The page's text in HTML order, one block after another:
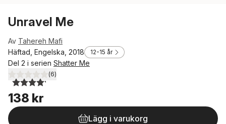
Unravel Me
Av Tahereh Mafi
Häftad, Engelska, 2018
12-15 år
Del 2 i serien Shatter Me
4,2utav 5 stjärnor. Totalt antal röster:
(6)
138 kr
Lägg i varukorg